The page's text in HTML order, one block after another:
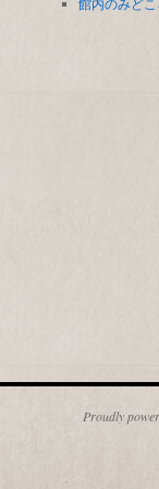
Proudly